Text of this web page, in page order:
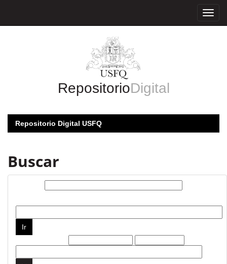
RepositorioDigital
Repositorio Digital USFQ
Buscar